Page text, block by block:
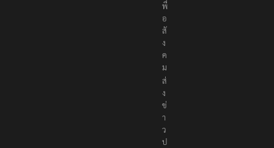
พื่
อ
สั
ง
ค
ม
ส่
ง
ข่
า
ว
ป